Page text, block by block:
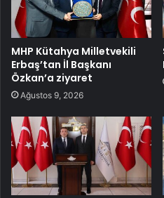
MHP Kütahya Milletvekili
Erbaş’tan İl Başkanı
Özkan’a ziyaret
Ağustos 9, 2026